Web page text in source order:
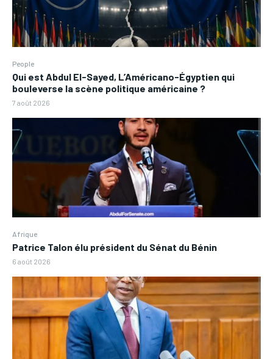
People
Qui est Abdul El-Sayed, L’Américano-Égyptien qui
bouleverse la scène politique américaine ?
7 août 2026
Afrique
Patrice Talon élu président du Sénat du Bénin
6 août 2026